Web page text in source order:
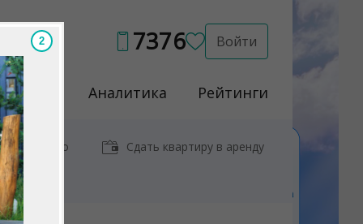
7376 Войти
Услуги Аналитика Рейтинги
у метро Сдать квартиру в аренду